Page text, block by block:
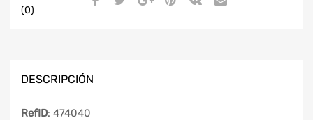
(0)
DESCRIPCIÓN
RefID: 474040